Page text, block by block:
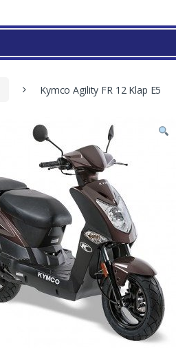
Kymco Agility FR 12 Klap E5